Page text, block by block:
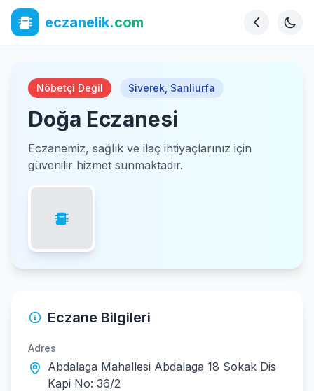
eczanelik.com
Nöbetçi Değil Siverek Sanliurfa
Doğa Eczanesi
Eczanemiz, sağlık ve ilaç ihtiyaçlarınız için
güvenilir hizmet sunmaktadır.
Eczane Bilgileri
Adres
Abdalaga Mahallesi Abdalaga 18 Sokak Dis
Kapi No: 36/2